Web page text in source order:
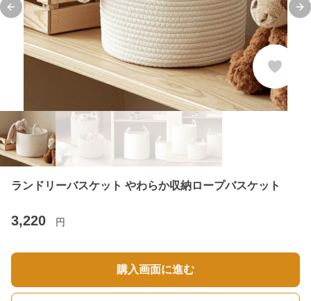
Previous slide
ランドリーバスケット やわらか収納ロープバスケット
3,220 円
購入画面に進む